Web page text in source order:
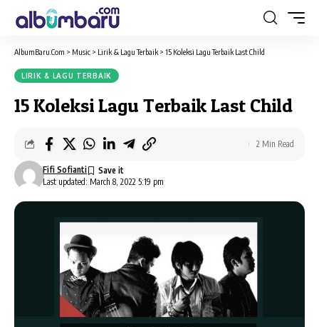
AlbumBaru.Com > Music > Lirik & Lagu Terbaik > 15 Koleksi Lagu Terbaik Last Child
LIRIK & LAGU TERBAIK
15 Koleksi Lagu Terbaik Last Child
Last updated: March 8, 2022 5:19 pm
Fifi Sofianti
2 Min Read